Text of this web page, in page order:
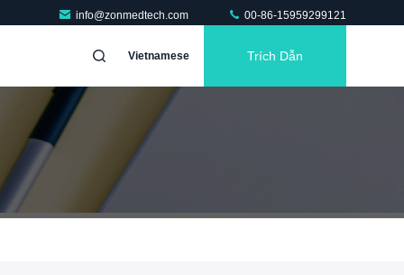
info@zonmedtech.com 00-86-15959299121
Vietnamese Trích Dẫn